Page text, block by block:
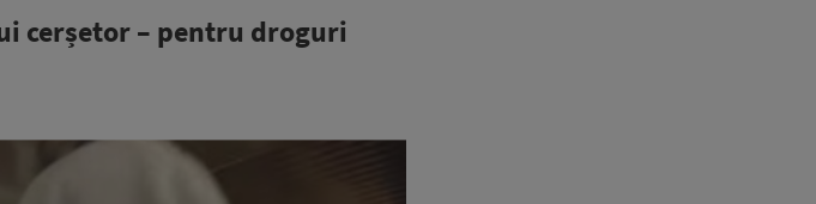
cerșetor – pentru droguri